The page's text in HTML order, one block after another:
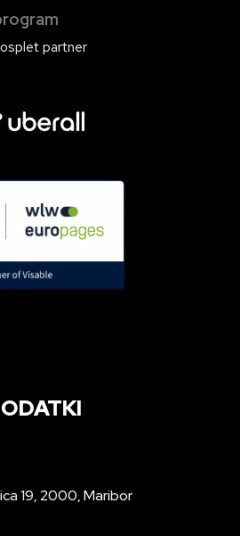
partner
19, 2000, Maribor